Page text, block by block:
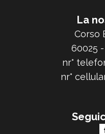
La
Corso
60025
nr°
nr°